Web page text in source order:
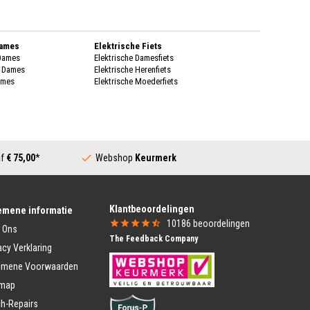
Dames
Heren
Heren
heren
Heren
Elektrische Fiets
Elektrische Damesfiets
Elektrische Herenfiets
Elektrische Moederfiets
Transportfiets
Dames Transportfiets
Transportfiets Meisjes
Vouwfiets
Vouwfietsen E-Bike
Kinderfiets Kopen
Meisjesfiets
Jongensfiets
€ 75,00* Webshop Keurmerk
informatie
Ons
Verklaring
Voorwaarden
Repairs
Klantbeoordelingen
10186 beoordelingen
The Feedback Company